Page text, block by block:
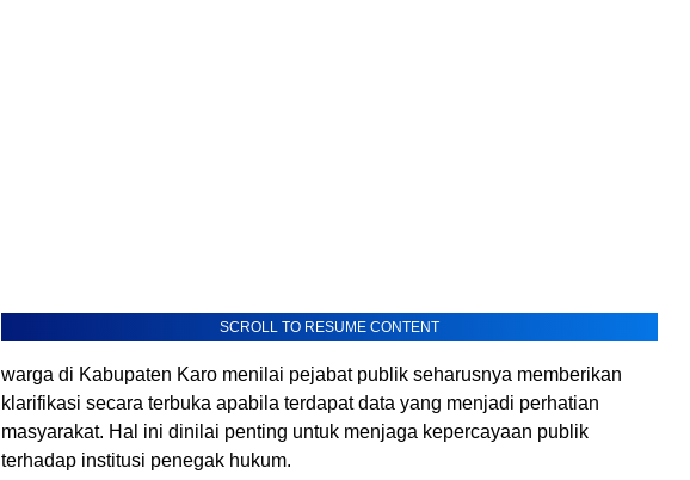
SCROLL TO RESUME CONTENT
warga di Kabupaten Karo menilai pejabat publik seharusnya memberikan
klarifikasi secara terbuka apabila terdapat data yang menjadi perhatian
masyarakat. Hal ini dinilai penting untuk menjaga kepercayaan publik
terhadap institusi penegak hukum.